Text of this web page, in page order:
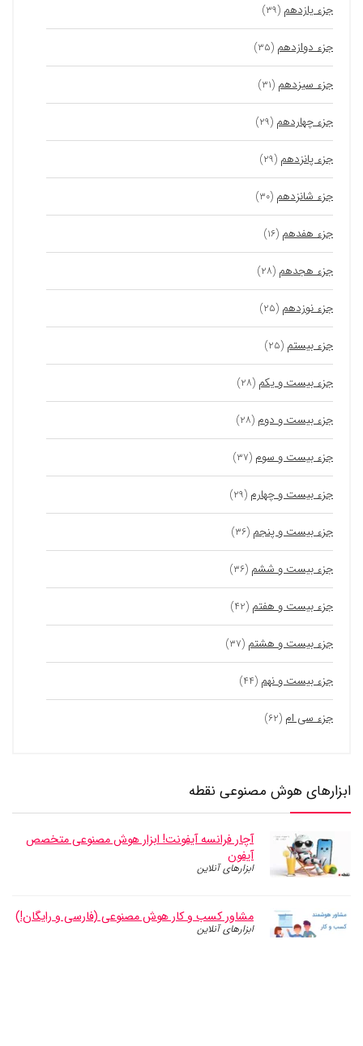
جزء یازدهم (۳۹)
جزء دوازدهم (۳۵)
جزء سیزدهم (۳۱)
جزء چهاردهم (۲۹)
جزء پانزدهم (۲۹)
جزء شانزدهم (۳۰)
جزء هفدهم (۱۶)
جزء هجدهم (۲۸)
جزء نوزدهم (۲۵)
جزء بیستم (۲۵)
جزء بیست و یکم (۲۸)
جزء بیست و دوم (۲۸)
جزء بیست و سوم (۳۷)
جزء بیست و چهارم (۲۹)
جزء بیست و پنجم (۳۶)
جزء بیست و ششم (۳۶)
جزء بیست و هفتم (۴۲)
جزء بیست و هشتم (۳۷)
جزء بیست و نهم (۴۴)
جزء سی ام (۶۲)
ابزارهای هوش مصنوعی نقطه
آچار فرانسه آیفونت! ابزار هوش مصنوعی متخصص
آیفون
ابزارهای آنلاین
مشاور کسب و کار‌ هوش مصنوعی (فارسی و رایگان!)
ابزارهای آنلاین